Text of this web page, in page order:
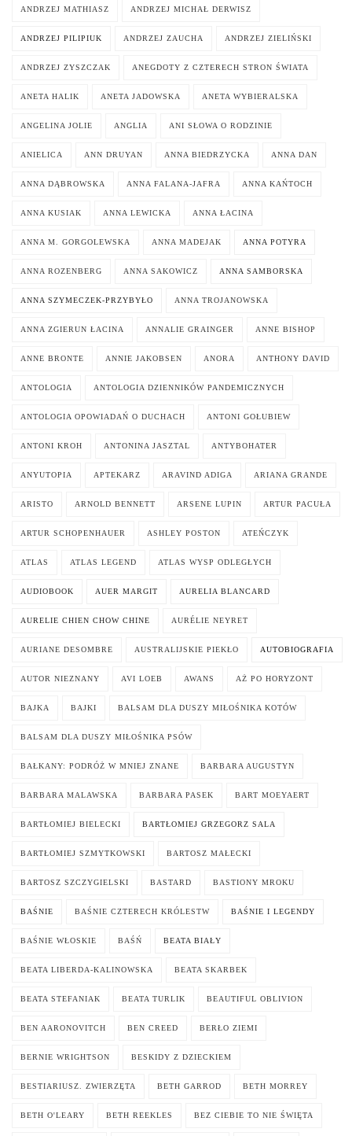
ANDRZEJ MATHIASZ ANDRZEJ MICHAŁ DERWISZ
ANDRZEJ PILIPIUK ANDRZEJ ZAUCHA ANDRZEJ ZIELIŃSKI
ANDRZEJ ZYSZCZAK ANEGDOTY Z CZTERECH STRON ŚWIATA
ANETA HALIK ANETA JADOWSKA ANETA WYBIERALSKA
ANGELINA JOLIE ANGLIA ANI SŁOWA O RODZINIE
ANIELICA ANN DRUYAN ANNA BIEDRZYCKA ANNA DAN
ANNA DĄBROWSKA ANNA FALANA-JAFRA ANNA KAŃTOCH
ANNA KUSIAK ANNA LEWICKA ANNA ŁACINA
ANNA M. GORGOLEWSKA ANNA MADEJAK ANNA POTYRA
ANNA ROZENBERG ANNA SAKOWICZ ANNA SAMBORSKA
ANNA SZYMECZEK-PRZYBYŁO ANNA TROJANOWSKA
ANNA ZGIERUN ŁACINA ANNALIE GRAINGER ANNE BISHOP
ANNE BRONTE ANNIE JAKOBSEN ANORA ANTHONY DAVID
ANTOLOGIA ANTOLOGIA DZIENNIKÓW PANDEMICZNYCH
ANTOLOGIA OPOWIADAŃ O DUCHACH ANTONI GOŁUBIEW
ANTONI KROH ANTONINA JASZTAL ANTYBOHATER
ANYUTOPIA APTEKARZ ARAVIND ADIGA ARIANA GRANDE
ARISTO ARNOLD BENNETT ARSENE LUPIN ARTUR PACUŁA
ARTUR SCHOPENHAUER ASHLEY POSTON ATEŃCZYK
ATLAS ATLAS LEGEND ATLAS WYSP ODLEGŁYCH
AUDIOBOOK AUER MARGIT AURELIA BLANCARD
AURELIE CHIEN CHOW CHINE AURÉLIE NEYRET
AURIANE DESOMBRE AUSTRALIJSKIE PIEKŁO AUTOBIOGRAFIA
AUTOR NIEZNANY AVI LOEB AWANS AŻ PO HORYZONT
BAJKA BAJKI BALSAM DLA DUSZY MIŁOŚNIKA KOTÓW
BALSAM DLA DUSZY MIŁOŚNIKA PSÓW
BAŁKANY: PODRÓŻ W MNIEJ ZNANE BARBARA AUGUSTYN
BARBARA MALAWSKA BARBARA PASEK BART MOEYAERT
BARTŁOMIEJ BIELECKI BARTŁOMIEJ GRZEGORZ SALA
BARTŁOMIEJ SZMYTKOWSKI BARTOSZ MAŁECKI
BARTOSZ SZCZYGIELSKI BASTARD BASTIONY MROKU
BAŚNIE BAŚNIE CZTERECH KRÓLESTW BAŚNIE I LEGENDY
BAŚNIE WŁOSKIE BAŚŃ BEATA BIAŁY
BEATA LIBERDA-KALINOWSKA BEATA SKARBEK
BEATA STEFANIAK BEATA TURLIK BEAUTIFUL OBLIVION
BEN AARONOVITCH BEN CREED BERŁO ZIEMI
BERNIE WRIGHTSON BESKIDY Z DZIECKIEM
BESTIARIUSZ. ZWIERZĘTA BETH GARROD BETH MORREY
BETH O'LEARY BETH REEKLES BEZ CIEBIE TO NIE ŚWIĘTA